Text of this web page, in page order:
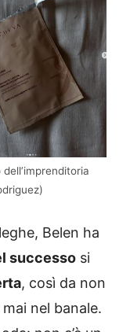
Belen ha
successo si
, così da non
nel banale.